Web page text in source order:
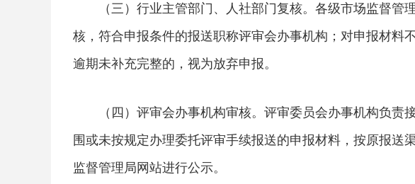
（三）行业主管部门、人社部门复核。各级市场监督
核，符合申报条件的报送职称评审会办事机构；对申报材料
逾期未补充完整的，视为放弃申报。
（四）评审会办事机构审核。评审委员会办事机构负
围或未按规定办理委托评审手续报送的申报材料，按原报
监督管理局网站进行公示。